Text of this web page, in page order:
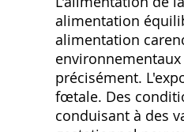
alimentation
alimentation
précisément.
fœtale. Des
conduisant à des